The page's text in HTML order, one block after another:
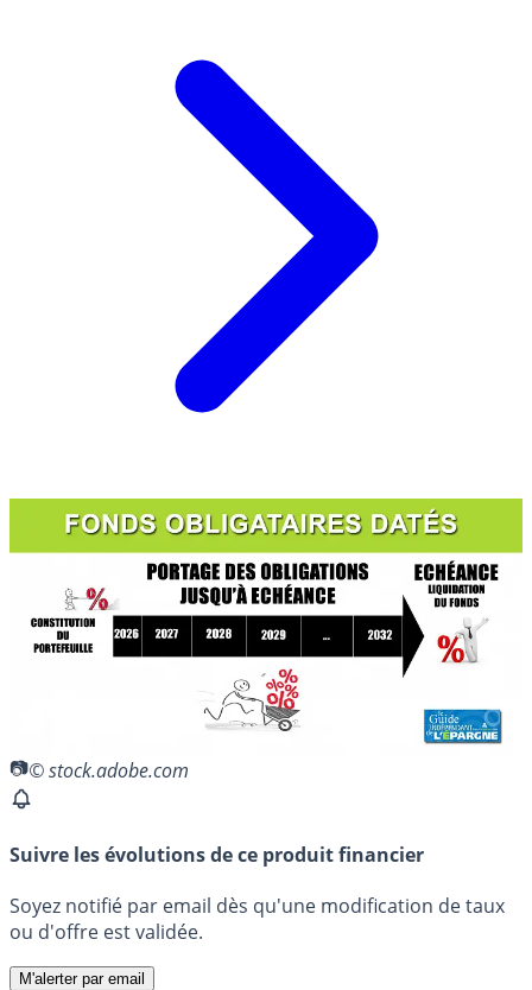
© stock.adobe.com
Suivre les évolutions de ce produit financier
Soyez notifié par email dès qu'une modification de taux
ou d'offre est validée.
M'alerter par email